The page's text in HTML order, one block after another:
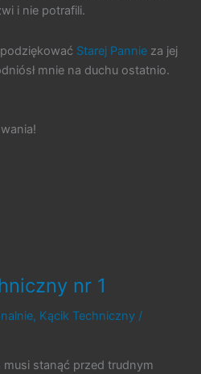
i nie potrafili.
Starej Pannie za jej
mnie na duchu ostatnio.
nr 1
, Kącik Techniczny /
stanąć przed trudnym